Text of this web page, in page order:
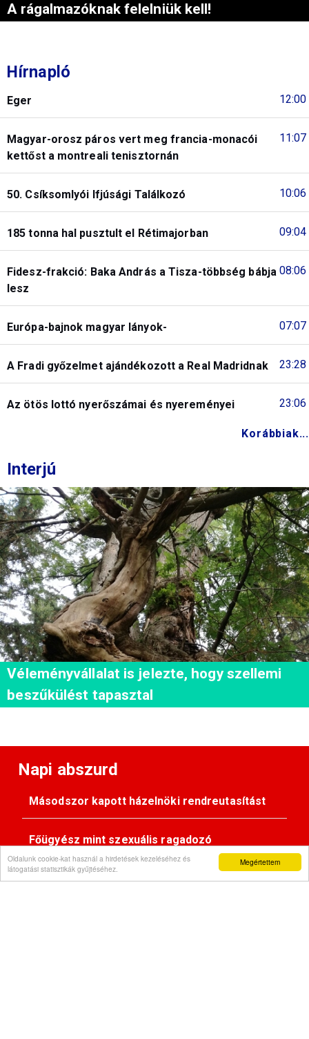
Megértettem
Oldalunk cookie-kat használ a hirdetések kezeléséhez és
látogatási statisztikák gyűjtéséhez.
A rágalmazóknak felelniük kell!
Hírnapló
12:00
Eger
11:07
Magyar-orosz páros vert meg francia-monacói
kettőst a montreali tenisztornán
10:06
50. Csíksomlyói Ifjúsági Találkozó
09:04
185 tonna hal pusztult el Rétimajorban
08:06
Fidesz-frakció: Baka András a Tisza-többség bábja
lesz
07:07
Európa-bajnok magyar lányok-
23:28
A Fradi győzelmet ajándékozott a Real Madridnak
23:06
Az ötös lottó nyerőszámai és nyereményei
Korábbiak...
Interjú
Véleményvállalat is jelezte, hogy szellemi
beszűkülést tapasztal
Napi abszurd
Másodszor kapott házelnöki rendreutasítást
Főügyész mint szexuális ragadozó
Pimasz önkényúr